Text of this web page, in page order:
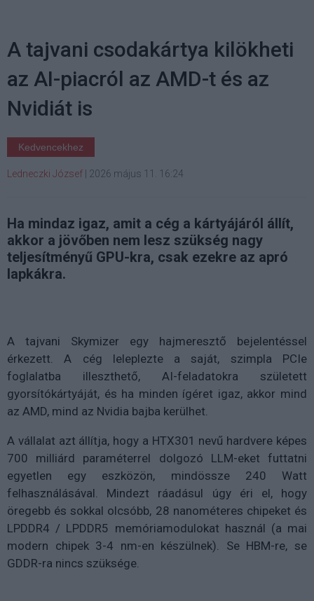
A tajvani csodakártya kilökheti
az AI-piacról az AMD-t és az
Nvidiát is
Kedvencekhez
Ledneczki József 2026 május 11. 16:24
Ha mindaz igaz, amit a cég a kártyájáról állít,
akkor a jövőben nem lesz szükség nagy
teljesítményű GPU-kra, csak ezekre az apró
lapkákra.
A tajvani Skymizer egy hajmeresztő bejelentéssel
érkezett. A cég leleplezte a saját, szimpla PCIe
foglalatba illeszthető, AI-feladatokra született
gyorsítókártyáját, és ha minden ígéret igaz, akkor mind
az AMD, mind az Nvidia bajba kerülhet.
A vállalat azt állítja, hogy a HTX301 nevű hardvere képes
700 milliárd paraméterrel dolgozó LLM-eket futtatni
egyetlen egy eszközön, mindössze 240 Watt
felhasználásával. Mindezt ráadásul úgy éri el, hogy
öregebb és sokkal olcsóbb, 28 nanométeres chipeket és
LPDDR4 / LPDDR5 memóriamodulokat használ (a mai
modern chipek 3-4 nm-en készülnek). Se HBM-re, se
GDDR-ra nincs szüksége.